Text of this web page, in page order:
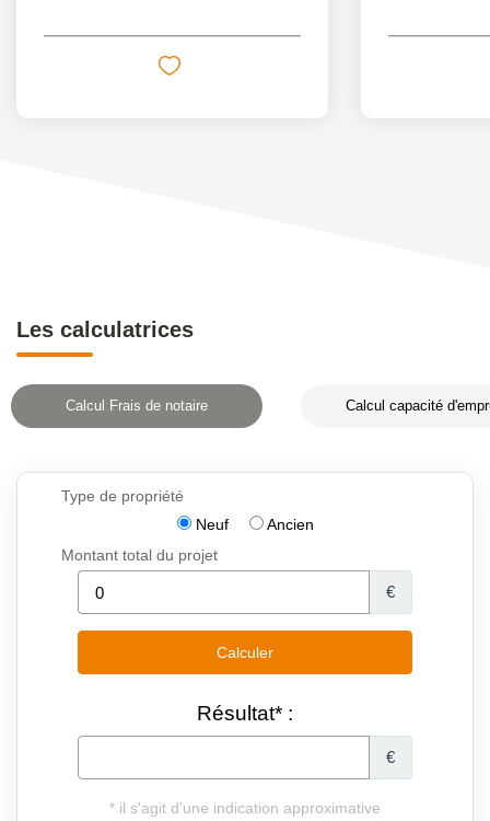
Les calculatrices
Calcul Frais de notaire Calcul capacité